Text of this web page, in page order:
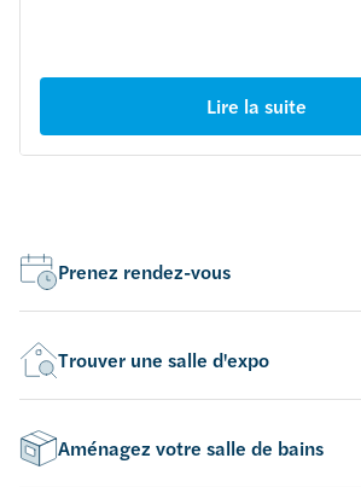
Lire la suite
Prenez rendez-vous
Trouver une salle d'expo
Aménagez votre salle de bains